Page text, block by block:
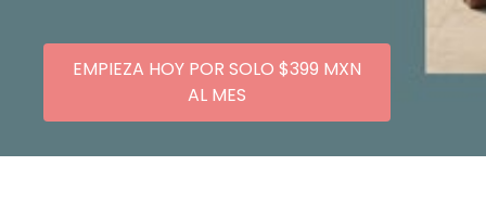
EMPIEZA HOY POR SOLO $399 MXN
AL MES